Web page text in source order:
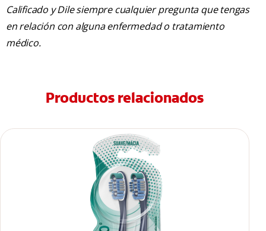
Calificado y Dile siempre cualquier pregunta que tengas
en relación con alguna enfermedad o tratamiento
médico.
Productos relacionados